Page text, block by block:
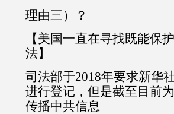
理由三）？
【美国一直在寻找既能保
法】
司法部于2018年要求新华
进行登记，但是截至目前
传播中共信息